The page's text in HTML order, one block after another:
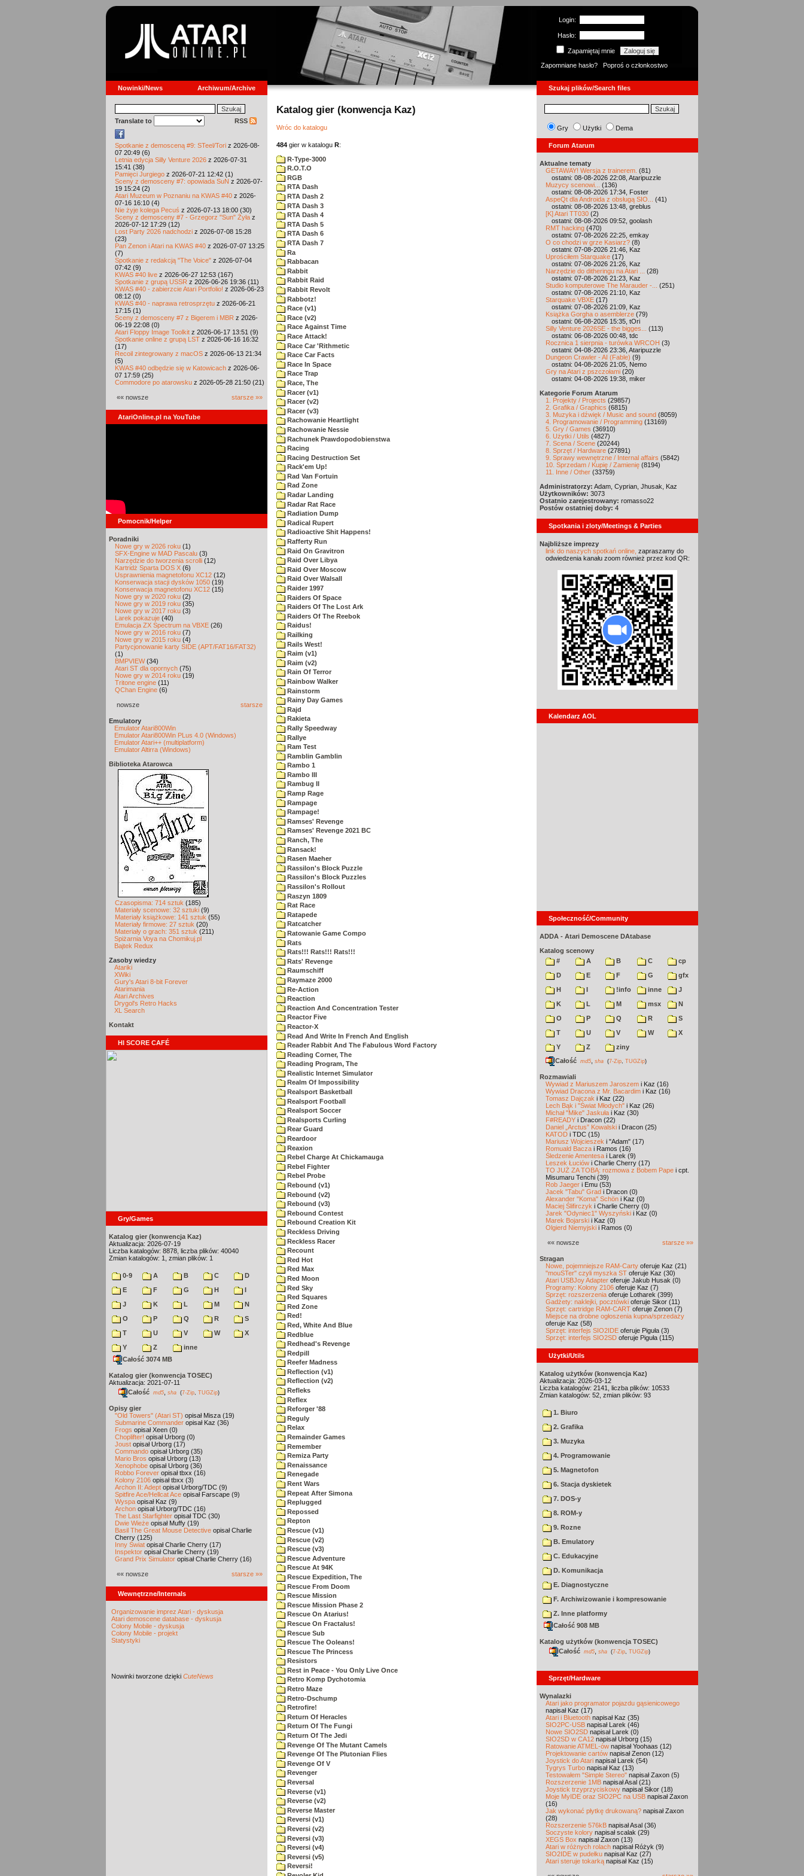
Login:
Hasło:
Zapamiętaj mnie
Zapomniane hasło?
Poproś o członkostwo
Nowinki/News Archiwum/Archive Szukaj plików/Search files
Translate to RSS
Spotkanie z demosceną #9: STeel/Tori z 2026-08-
07 20:49 (6)
Letnia edycja Silly Venture 2026 z 2026-07-31
15:41 (38)
Pamięci Jurgiego z 2026-07-21 12:42 (1)
Sceny z demosceny #7: opowiada SuN z 2026-07-
19 15:24 (2)
Atari Muzeum w Poznaniu na KWAS #40 z 2026-
07-16 16:10 (4)
Nie żyje kolega Pecuś z 2026-07-13 18:00 (30)
Sceny z demosceny #7 - Grzegorz "Sun" Żyła z
2026-07-12 17:29 (12)
Lost Party 2026 nadchodzi z 2026-07-08 15:28
(23)
Pan Zenon i Atari na KWAS #40 z 2026-07-07 13:25
(7)
Spotkanie z redakcją "The Voice" z 2026-07-04
07:42 (9)
KWAS #40 live z 2026-06-27 12:53 (167)
Spotkanie z grupą USSR z 2026-06-26 19:36 (11)
KWAS #40 - zabierzcie Atari Portfolio! z 2026-06-23
08:12 (0)
KWAS #40 - naprawa retrosprzętu z 2026-06-21
17:15 (1)
Sceny z demosceny #7 z Bigerem i MBR z 2026-
06-19 22:08 (0)
Atari Floppy Image Toolkit z 2026-06-17 13:51 (9)
Spotkanie online z grupą LST z 2026-06-16 16:32
(17)
Recoil zintegrowany z macOS z 2026-06-13 21:34
(5)
KWAS #40 odbędzie się w Katowicach z 2026-06-
07 17:59 (25)
Commodore po atarowsku z 2026-05-28 21:50 (21)
«« nowsze starsze »»
AtariOnline.pl na YouTube
Pomocnik/Helper
Poradniki
Nowe gry w 2026 roku (1)
SFX-Engine w MAD Pascalu (3)
Narzędzie do tworzenia scrolli (12)
Kartridż Sparta DOS X (6)
Usprawnienia magnetofonu XC12 (12)
Konserwacja stacji dysków 1050 (19)
Konserwacja magnetofonu XC12 (15)
Nowe gry w 2020 roku (2)
Nowe gry w 2019 roku (35)
Nowe gry w 2017 roku (3)
Larek pokazuje (40)
Emulacja ZX Spectrum na VBXE (26)
Nowe gry w 2016 roku (7)
Nowe gry w 2015 roku (4)
Partycjonowanie karty SIDE (APT/FAT16/FAT32)
(1)
BMPVIEW(34)
Atari ST dla opornych (75)
Nowe gry w 2014 roku (19)
Tritone engine (11)
QChan Engine (6)
nowsze starsze
Emulatory
Emulator Atari800Win
Emulator Atari800Win PLus 4.0 (Windows)
Emulator Atari++ (multiplatform)
Emulator Altirra (Windows)
Biblioteka Atarowca
Czasopisma: 714 sztuk (185)
Materiały scenowe: 32 sztuki (9)
Materiały książkowe: 141 sztuk (55)
Materiały firmowe: 27 sztuk (20)
Materiały o grach: 351 sztuk (211)
Spiżarnia Voya na Chomikuj.pl
Bajtek Redux
Zasoby wiedzy
Atariki
XWiki
Gury's Atari 8-bit Forever
Atarimania
Atari Archives
Drygol's Retro Hacks
XL Search
Kontakt
HI SCORE CAFÉ
Gry/Games
Katalog gier (konwencja Kaz)
Aktualizacja: 2026-07-19
Liczba katalogów: 8878, liczba plików: 40040
Zmian katalogów: 1, zmian plików: 1
0-9 A B C
D
E
F G H
I
J
K L M
N
O
P Q R
S
T
U V W
X
Y
Z
inne
Całość 3074 MB
Katalog gier (konwencja TOSEC)
Aktualizacja: 2021-07-11
Całość md5 sha (7-Zip TUGZip)
Opisy gier
"Old Towers" (Atari ST) opisał Misza (19)
Submarine Commander opisał Kaz (36)
Frogs opisał Xeen (0)
Choplifter! opisał Urborg (0)
Joust opisał Urborg (17)
Commando opisał Urborg (35)
Mario Bros opisał Urborg (13)
Xenophobe opisał Urborg (36)
Robbo Forever opisał tbxx (16)
Kolony 2106 opisał tbxx (3)
Archon II: Adept opisał Urborg/TDC (9)
Spitfire Ace/Hellcat Ace opisał Farscape (9)
Wyspa opisał Kaz (9)
Archon opisał Urborg/TDC (16)
The Last Starfighter opisał TDC (30)
Dwie Wieże opisał Muffy (19)
Basil The Great Mouse Detective opisał Charlie
Cherry (125)
Inny Świat opisał Charlie Cherry (17)
Inspektor opisał Charlie Cherry (19)
Grand Prix Simulator opisał Charlie Cherry (16)
«« nowsze starsze »»
Wewnętrzne/Internals
Organizowanie imprez Atari - dyskusja
Atari demoscene database - dyskusja
Colony Mobile - dyskusja
Colony Mobile - projekt
Statystyki
Nowinki tworzone dzięki CuteNews
Katalog gier (konwencja Kaz)
Wróc do katalogu
484 gier w katalogu R:
R-Type-3000
R.O.T.O
RGB
RTA Dash
RTA Dash 2
RTA Dash 3
RTA Dash 4
RTA Dash 5
RTA Dash 6
RTA Dash 7
Ra
Rabbacan
Rabbit
Rabbit Raid
Rabbit Revolt
Rabbotz!
Race (v1)
Race (v2)
Race Against Time
Race Attack!
Race Car 'Rithmetic
Race Car Facts
Race In Space
Race Trap
Race, The
Racer (v1)
Racer (v2)
Racer (v3)
Rachowanie Heartlight
Rachowanie Nessie
Rachunek Prawdopodobienstwa
Racing
Racing Destruction Set
Rack'em Up!
Rad Van Fortuin
Rad Zone
Radar Landing
Radar Rat Race
Radiation Dump
Radical Rupert
Radioactive Shit Happens!
Rafferty Run
Raid On Gravitron
Raid Over Libya
Raid Over Moscow
Raid Over Walsall
Raider 1997
Raiders Of Space
Raiders Of The Lost Ark
Raiders Of The Reebok
Raidus!
Railking
Rails West!
Raim (v1)
Raim (v2)
Rain Of Terror
Rainbow Walker
Rainstorm
Rainy Day Games
Rajd
Rakieta
Rally Speedway
Rallye
Ram Test
Ramblin Gamblin
Rambo 1
Rambo III
Rambug II
Ramp Rage
Rampage
Rampage!
Ramses' Revenge
Ramses' Revenge 2021 BC
Ranch, The
Ransack!
Rasen Maeher
Rassilon's Block Puzzle
Rassilon's Block Puzzles
Rassilon's Rollout
Raszyn 1809
Rat Race
Ratapede
Ratcatcher
Ratowanie Game Compo
Rats
Rats!!! Rats!!! Rats!!!
Rats' Revenge
Raumschiff
Raymaze 2000
Re-Action
Reaction
Reaction And Concentration Tester
Reactor Five
Reactor-X
Read And Write In French And English
Reader Rabbit And The Fabulous Word Factory
Reading Corner, The
Reading Program, The
Realistic Internet Simulator
Realm Of Impossibility
Realsport Basketball
Realsport Football
Realsport Soccer
Realsports Curling
Rear Guard
Reardoor
Reaxion
Rebel Charge At Chickamauga
Rebel Fighter
Rebel Probe
Rebound (v1)
Rebound (v2)
Rebound (v3)
Rebound Contest
Rebound Creation Kit
Reckless Driving
Reckless Racer
Recount
Red Hot
Red Max
Red Moon
Red Sky
Red Squares
Red Zone
Red!
Red, White And Blue
Redblue
Redhead's Revenge
Redpill
Reefer Madness
Reflection (v1)
Reflection (v2)
Refleks
Reflex
Reforger '88
Reguly
Relax
Remainder Games
Remember
Remiza Party
Renaissance
Renegade
Rent Wars
Repeat After Simona
Replugged
Repossed
Repton
Rescue (v1)
Rescue (v2)
Rescue (v3)
Rescue Adventure
Rescue At 94K
Rescue Expedition, The
Rescue From Doom
Rescue Mission
Rescue Mission Phase 2
Rescue On Atarius!
Rescue On Fractalus!
Rescue Sub
Rescue The Ooleans!
Rescue The Princess
Resistors
Rest in Peace - You Only Live Once
Retro Komp Dychotomia
Retro Maze
Retro-Dschump
Retrofire!
Return Of Heracles
Return Of The Fungi
Return Of The Jedi
Revenge Of The Mutant Camels
Revenge Of The Plutonian Flies
Revenge Of V
Revenger
Reversal
Reverse (v1)
Reverse (v2)
Reverse Master
Reversi (v1)
Reversi (v2)
Reversi (v3)
Reversi (v4)
Reversi (v5)
Reversi!
Gry Użytki Dema
Forum Atarum
Aktualne tematy
GETAWAY! Wersja z trainerem. (81)
ostatni: 08-08-2026 22:08, Ataripuzzle
Muzycy scenowi...
(136)
ostatni: 08-08-2026 17:34, Foster
AspeQt dla Androida z obsługą SIO...
(41)
ostatni: 08-08-2026 13:48, greblus
[K] Atari TT030 (2)
ostatni: 08-08-2026 09:52, goolash
RMT hacking (470)
ostatni: 07-08-2026 22:25, emkay
O co chodzi w grze Kasiarz? (8)
ostatni: 07-08-2026 21:46, Kaz
Uprościłem Starquake (17)
ostatni: 07-08-2026 21:26, Kaz
Narzędzie do ditheringu na Atari ...
(28)
ostatni: 07-08-2026 21:23, Kaz
Studio komputerowe The Marauder -...
(251)
ostatni: 07-08-2026 21:10, Kaz
Starquake VBXE (17)
ostatni: 07-08-2026 21:09, Kaz
Książka Gorgha o asemblerze (79)
ostatni: 06-08-2026 15:35, tOri
Silly Venture 2026SE - the bigges...
(113)
ostatni: 06-08-2026 00:48, tdc
Rocznica 1 sierpnia - turówka WRCOH (3)
ostatni: 04-08-2026 23:36, Ataripuzzle
Dungeon Crawler - AI (Fable) (9)
ostatni: 04-08-2026 21:05, Nemo
Gry na Atari z pszczołami (20)
ostatni: 04-08-2026 19:38, miker
Kategorie Forum Atarum
1. Projekty / Projects (29857)
2. Grafika / Graphics (6815)
3. Muzyka i dźwięk / Music and sound (8059)
4. Programowanie / Programming (13169)
5. Gry / Games (36910)
6. Użytki / Utils (4827)
7. Scena / Scene (20244)
8. Sprzęt / Hardware (27891)
9. Sprawy wewnętrzne / Internal affairs (5842)
10. Sprzedam / Kupię / Zamienię (8194)
11. Inne / Other (33759)
Administratorzy: Adam, Cyprian, Jhusak, Kaz
Użytkowników: 3073
Ostatnio zarejestrowany: romasso22
Postów ostatniej doby: 4
Spotkania i zloty/Meetings & Parties
Najbliższe imprezy
link do naszych spotkań online, zapraszamy do
odwiedzenia kanału zoom również przez kod QR:
Kalendarz AOL
Społeczność/Community
ADDA - Atari Demoscene DAtabase
Katalog scenowy
#
A B C
cp
D
E F G
gfx
H
I !info inne
J
K
L M msx
N
O
P Q R
S
T
U V W
X
Y
Z
ziny
Całość md5 sha (7-Zip TUGZip)
Rozmawiali
Wywiad z Mariuszem Jaroszem i Kaz (16)
Wywiad Dracona z Mr. Bacardim i Kaz (16)
Tomasz Dajczak i Kaz (22)
Lech Bąk i "Świat Młodych" i Kaz (26)
Michał "Mike" Jaskuła i Kaz (30)
F#READY i Dracon (22)
Daniel „Arctus” Kowalski i Dracon (25)
KATOD i TDC (15)
Mariusz Wojcieszek i "Adam" (17)
Romuald Bacza i Ramos (16)
Śledzenie Amentesa i Larek (9)
Leszek Łuciów i Charlie Cherry (17)
TO JUŻ ZA TOBĄ: rozmowa z Bobem Pape i cpt.
Misumaru Tenchi (39)
Rob Jaeger i Emu (53)
Jacek "Tabu" Grad i Dracon (0)
Alexander "Koma" Schön i Kaz (0)
Maciej Ślifirczyk i Charlie Cherry (0)
Jarek "Odyniec1" Wyszyński i Kaz (0)
Marek Bojarski i Kaz (0)
Olgierd Niemyjski i Ramos (0)
«« nowsze starsze »»
Stragan
Nowe, pojemniejsze RAM-Carty oferuje Kaz (21)
"mouSTer" czyli myszka ST oferuje Kaz (30)
Atari USBJoy Adapter oferuje Jakub Husak (0)
Programy: Kolony 2106 oferuje Kaz (7)
Sprzęt: rozszerzenia oferuje Lotharek (399)
Gadżety: naklejki, pocztówki oferuje Sikor (11)
Sprzęt: cartridge RAM-CART oferuje Zenon (7)
Miejsce na drobne ogłoszenia kupna/sprzedaży
oferuje Kaz (58)
Sprzęt: interfejs SIO2IDE oferuje Piguła (3)
Sprzęt: interfejs SIO2SD oferuje Piguła (115)
Użytki/Utils
Katalog użytków (konwencja Kaz)
Aktualizacja: 2026-03-12
Liczba katalogów: 2141, liczba plików: 10533
Zmian katalogów: 52, zmian plików: 93
1. Biuro
2. Grafika
3. Muzyka
4. Programowanie
5. Magnetofon
6. Stacja dyskietek
7. DOS-y
8. ROM-y
9. Rozne
B. Emulatory
C. Edukacyjne
D. Komunikacja
E. Diagnostyczne
F. Archiwizowanie i kompresowanie
Z. Inne platformy
Całość 908 MB
Katalog użytków (konwencja TOSEC)
Całość md5 sha (7-Zip TUGZip)
Sprzęt/Hardware
Wynalazki
Atari jako programator pojazdu gąsienicowego
napisał Kaz (17)
Atari i Bluetooth napisał Kaz (35)
SIO2PC-USB napisał Larek (46)
Nowe SIO2SD napisał Larek (0)
SIO2SD w CA12 napisał Urborg (15)
Ratowanie ATMEL-ów napisał Yoohaas (12)
Projektowanie cartów napisał Zenon (12)
Joystick do Atari napisał Larek (54)
Tygrys Turbo napisał Kaz (13)
Testowałem "Simple Stereo" napisał Zaxon (5)
Rozszerzenie 1MB napisał Asal (21)
Joystick trzyprzyciskowy napisał Sikor (18)
Moje MyIDE oraz SIO2PC na USB napisał Zaxon
(16)
Jak wykonać płytkę drukowaną? napisał Zaxon
(28)
Rozszerzenie 576kB napisał Asal (36)
Soczyste kolory napisał scalak (29)
XEGS Box napisał Zaxon (13)
Atari w różnych rolach napisał Różyk (9)
SIO2IDE w pudełku napisał Kaz (27)
Atari steruje tokarką napisał Kaz (15)